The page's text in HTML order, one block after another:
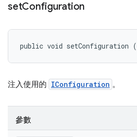
setConfiguration
public void setConfiguration (
注入使用的 IConfiguration 。
參數